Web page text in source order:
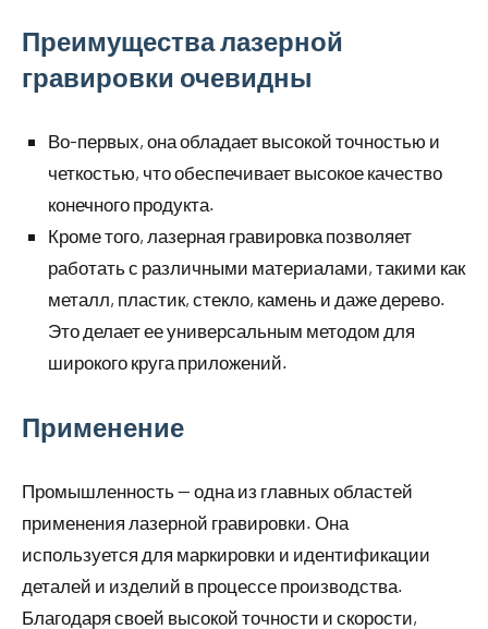
Преимущества лазерной
гравировки очевидны
Во-первых, она обладает высокой точностью и
четкостью, что обеспечивает высокое качество
конечного продукта.
Кроме того, лазерная гравировка позволяет
работать с различными материалами, такими как
металл, пластик, стекло, камень и даже дерево.
Это делает ее универсальным методом для
широкого круга приложений.
Применение
Промышленность — одна из главных областей
применения лазерной гравировки. Она
используется для маркировки и идентификации
деталей и изделий в процессе производства.
Благодаря своей высокой точности и скорости,